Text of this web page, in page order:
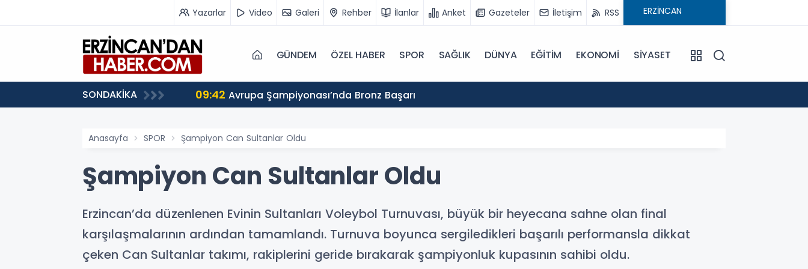
Yazarlar Video Galeri Rehber İlanlar Anket Gazeteler İletişim RSS
GÜNDEM ÖZEL HABER SPOR SAĞLIK DÜNYA EĞİTİM EKONOMİ SİYASET
SONDAKİKA 09:42 Avrupa Şampiyonası’nda Bronz Başarı
Anasayfa SPOR Şampiyon Can Sultanlar Oldu
Şampiyon Can Sultanlar Oldu
Erzincan’da düzenlenen Evinin Sultanları Voleybol Turnuvası, büyük bir heyecana sahne olan final
karşılaşmalarının ardından tamamlandı. Turnuva boyunca sergiledikleri başarılı performansla dikkat
çeken Can Sultanlar takımı, rakiplerini geride bırakarak şampiyonluk kupasının sahibi oldu.